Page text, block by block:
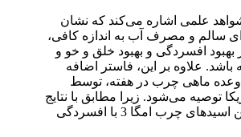
شواهد علمی اشاره می‌کند که نشان
سالم و مصرف آب به اندازه کافی،
بهبود افسردگی و بهبود خلق و خو و
علاوه بر این، فاستر اضافه
ماهی چرب در هفته، توسط
توصیه می‌شود. زیرا مطابق با نتایج
پژوهش‌ها، سطوح پایین اسیدهای چرب امگا 3 با افسردگی